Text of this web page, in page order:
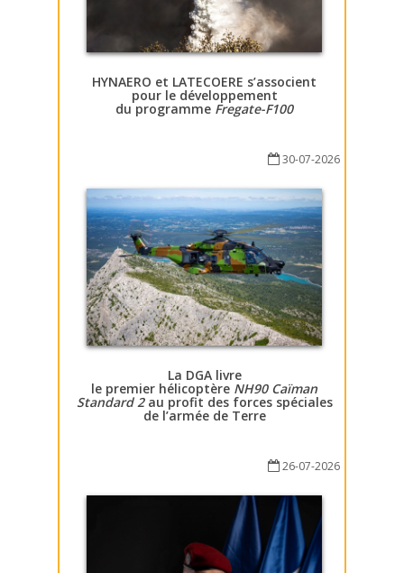
HYNAERO et LATECOERE s’associent
pour le développement
du programme Fregate-F100
30-07-2026
La DGA livre
le premier hélicoptère NH90 Caïman
Standard 2au profit des forces spéciales
de l’armée de Terre
26-07-2026